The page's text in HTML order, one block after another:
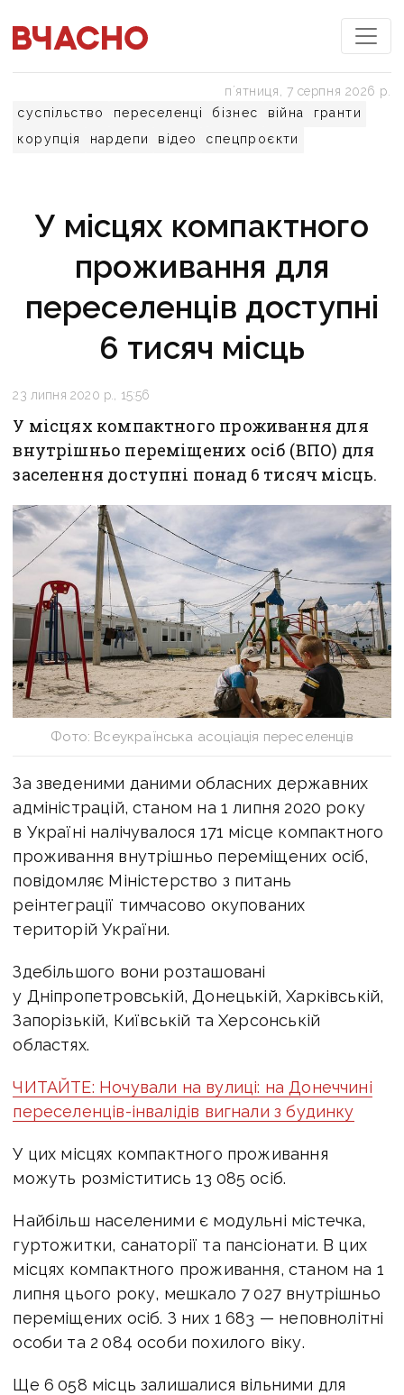
суспільство переселенці бізнес війна
гранти
корупція
нардепи відео спецпроєкти
пʼятниця, 7 серпня 2026 р.
У місцях компактного
проживання для
переселенців доступні
6 тисяч місць
23 липня 2020 р., 15:56
У місцях компактного проживання для
внутрішньо переміщених осіб (ВПО) для
заселення доступні понад 6 тисяч місць.
Фото: Всеукраїнська асоціація переселенців
За зведеними даними обласних державних
адміністрацій, станом на 1 липня 2020 року
в Україні налічувалося 171 місце компактного
проживання внутрішньо переміщених осіб,
повідомляє Міністерство з питань
реінтеграції тимчасово окупованих
територій України.
Здебільшого вони розташовані
у Дніпропетровській, Донецькій, Харківській,
Запорізькій, Київській та Херсонській
областях.
ЧИТАЙТЕ: Ночували на вулиці: на Донеччині
переселенців-інвалідів вигнали з будинку
У цих місцях компактного проживання
можуть розміститись 13 085 осіб.
Найбільш населеними є модульні містечка,
гуртожитки, санаторії та пансіонати. В цих
місцях компактного проживання, станом на 1
липня цього року, мешкало 7 027 внутрішньо
переміщених осіб. З них 1 683 — неповнолітні
особи та 2 084 особи похилого віку.
Ще 6 058 місць залишалися вільними для